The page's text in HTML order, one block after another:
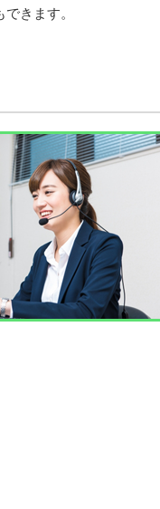
きます。